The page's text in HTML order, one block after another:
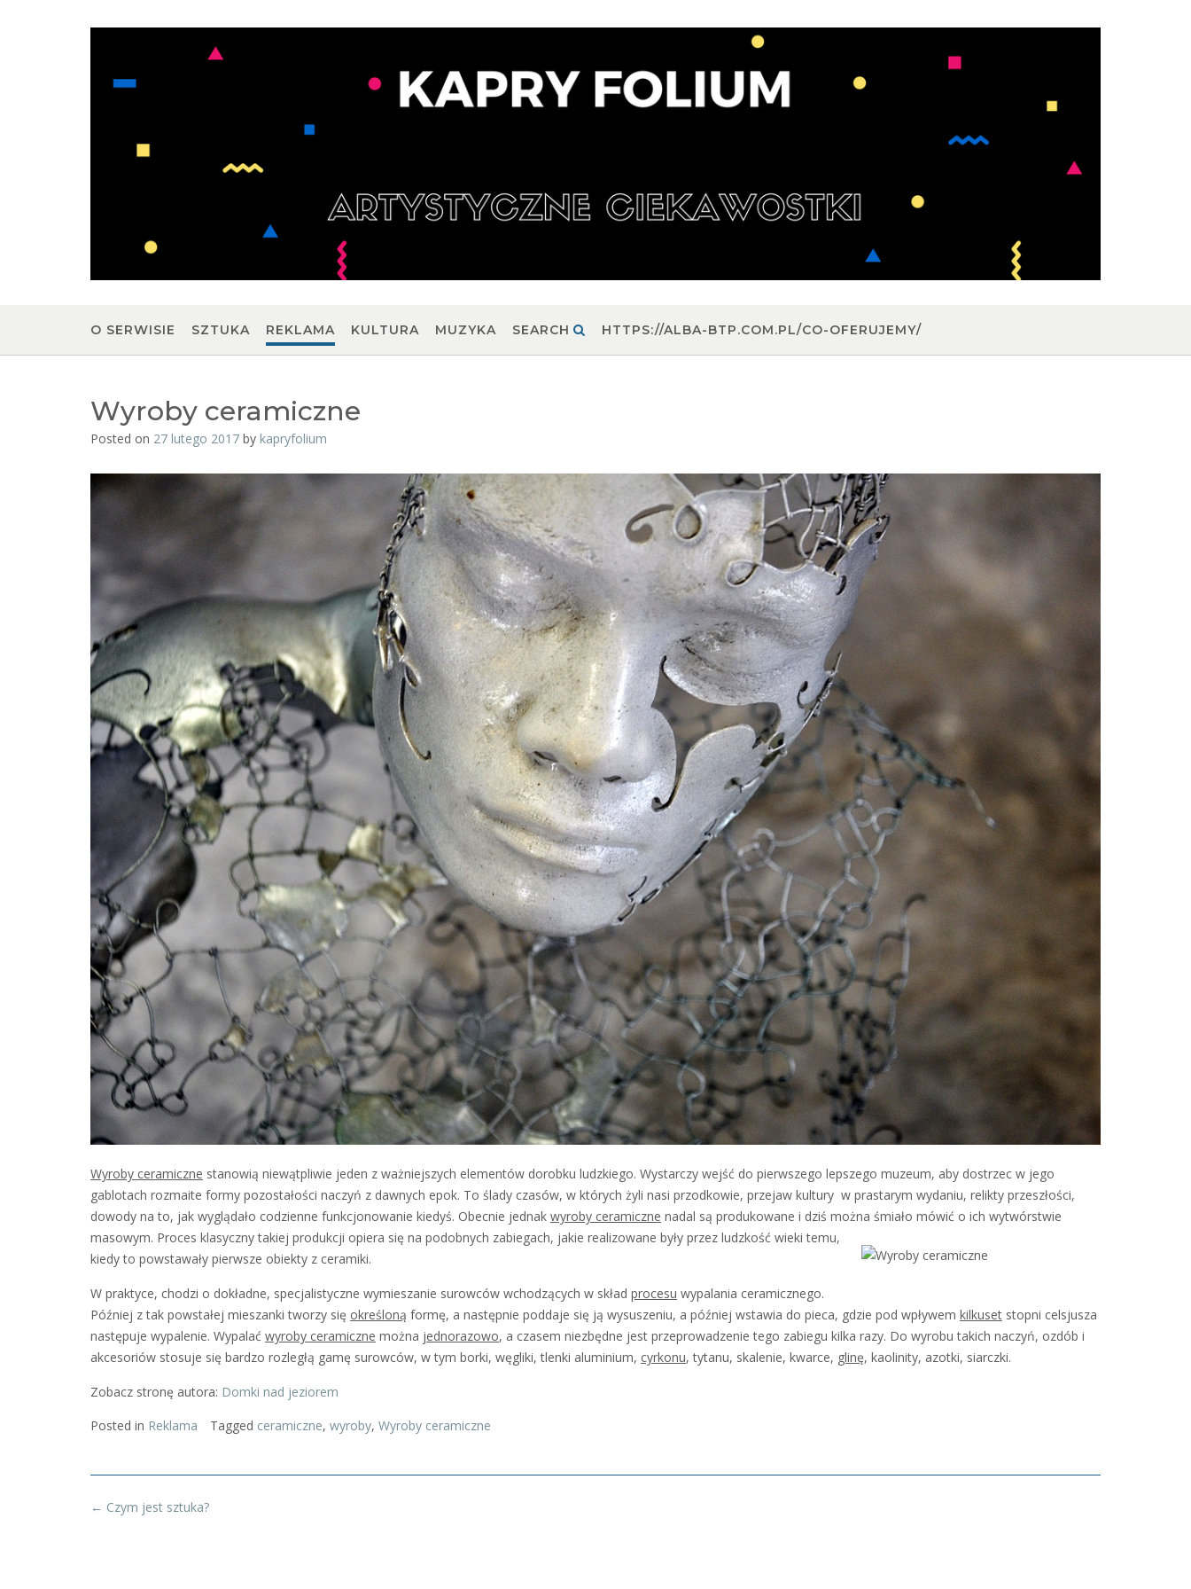
O SERWISIE SZTUKA REKLAMA KULTURA MUZYKA SEARCH HTTPS://ALBA-BTP.COM.PL/CO-OFERUJEMY/
Wyroby ceramiczne
Posted on 27 lutego 2017 by kapryfolium
Wyroby ceramiczne stanowią niewątpliwie jeden z ważniejszych elementów dorobku ludzkiego. Wystarczy wejść do pierwszego lepszego muzeum, aby dostrzec w jego
gablotach rozmaite formy pozostałości naczyń z dawnych epok. To ślady czasów, w których żyli nasi przodkowie, przejaw kultury w prastarym wydaniu, relikty przeszłości,
dowody na to, jak wyglądało codzienne funkcjonowanie kiedyś. Obecnie jednak wyroby ceramiczne nadal są produkowane i dziś można śmiało mówić o ich wytwórstwie
masowym. Proces klasyczny takiej produkcji opiera się na podobnych zabiegach, jakie realizowane były przez ludzkość wieki temu,
kiedy to powstawały pierwsze obiekty z ceramiki.
W praktyce, chodzi o dokładne, specjalistyczne wymieszanie surowców wchodzących w skład procesu wypalania ceramicznego.
Później z tak powstałej mieszanki tworzy się określoną formę, a następnie poddaje się ją wysuszeniu, a później wstawia do pieca, gdzie pod wpływem kilkuset stopni celsjusza
następuje wypalenie. Wypalać wyroby ceramiczne można jednorazowo, a czasem niezbędne jest przeprowadzenie tego zabiegu kilka razy. Do wyrobu takich naczyń, ozdób i
akcesoriów stosuje się bardzo rozległą gamę surowców, w tym borki, węgliki, tlenki aluminium, cyrkonu, tytanu, skalenie, kwarce, glinę, kaolinity, azotki, siarczki.
Zobacz stronę autora: Domki nad jeziorem
Posted in Reklama Tagged ceramiczne, wyroby, Wyroby ceramiczne
Post
← Czym jest sztuka?